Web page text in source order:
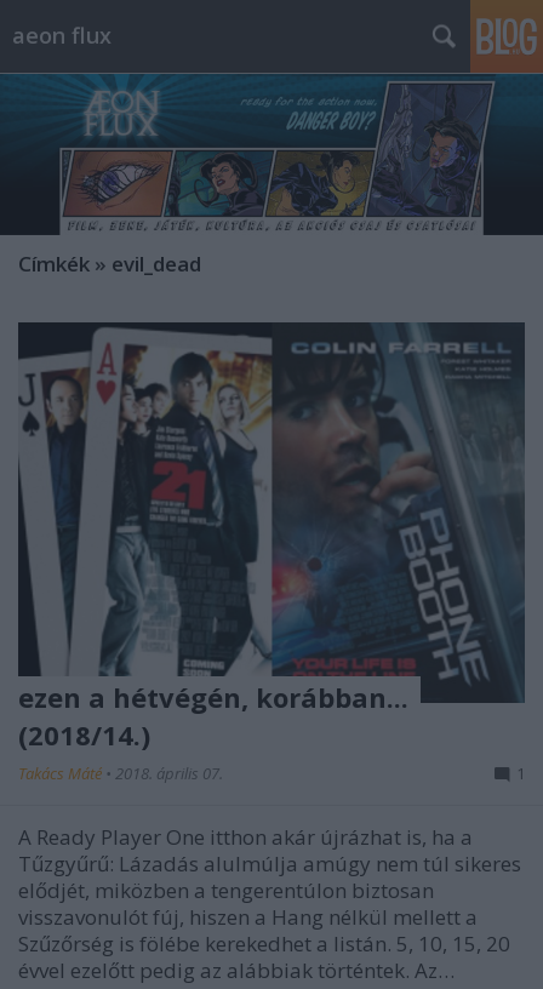
aeon flux
Címkék » evil_dead
ezen a hétvégén, korábban...
(2018/14.)
Takács Máté • 2018. április 07. 1
A Ready Player One itthon akár újrázhat is, ha a
Tűzgyűrű: Lázadás alulmúlja amúgy nem túl sikeres
elődjét, miközben a tengerentúlon biztosan
visszavonulót fúj, hiszen a Hang nélkül mellett a
Szűzőrség is fölébe kerekedhet a listán. 5, 10, 15, 20
évvel ezelőtt pedig az alábbiak történtek. Az…